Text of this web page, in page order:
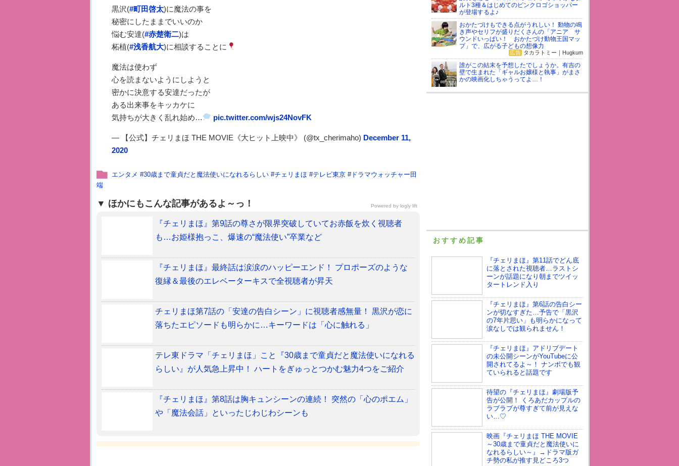
黒沢(#町田啓太)に魔法の事を
秘密にしたままでいいのか
悩む安達(#赤楚衛二)は
柘植(#浅香航大)に相談することに
魔法は使わず
心を読まないようにしようと
密かに決意する安達だったが
ある出来事をキッカケに
気持ちが大きく乱れ始め…
pic.twitter.com/wjs24NovFK
— 【公式】チェリまほ THE MOVIE《大ヒット上映中》 (@tx_cherimaho) December 11,
2020
エンタメ #30歳まで童貞だと魔法使いになれるらしい#チェリまほ #テレビ東京#ドラマウォッチャー田
端
ほかにもこんな記事があるよ～っ！
『チェリまほ』第9話の尊さが限界突破していてお赤飯を炊く視聴者
も…お姫様抱っこ、爆速の“魔法使い”卒業など
『チェリまほ』最終話は涙涙のハッピーエンド！ プロポーズのような
復縁＆最後のエレベーターキスで全視聴者が昇天
チェリまほ第7話の「安達の告白シーン」に視聴者感無量！ 黒沢が恋に
落ちたエピソードも明らかに…キーワードは「心に触れる」
テレ東ドラマ「チェリまほ」こと『30歳まで童貞だと魔法使いになれる
らしい』が人気急上昇中！ ハートをぎゅっとつかむ魅力4つをご紹介
『チェリまほ』第8話は胸キュンシーンの連続！ 突然の「心のポエム」
や「魔法会話」といったじわじわシーンも
Powered by logly lift
ルト3種＆はじめてのピンクロゴショッパー
が登場するよ♪
おかたづけもできる点がうれしい！ 動物の鳴
き声やセリフが盛りだくさんの「アニア サ
ウンドいっぱい！ おかたづけ動物王国マッ
プ」で、広がる子どもの想像力
広告タカラトミー｜Hugkum
誰がこの結末を予想したでしょうか。有吉の
壁で生まれた「ギャルお嬢様と執事」がまさ
かの映画化しちゃうってよ…！
おすすめ記事
『チェリまほ』第11話でどん底
に落とされた視聴者…ラストシ
ーンが話題になり朝までツイッ
タートレンド入り
『チェリまほ』第6話の告白シー
ンが切なすぎた…予告で「黒沢
の7年片思い」も明らかになって
涙なしでは観られません！
『チェリまほ』アドリブデート
の未公開シーンがYouTubeに公
開されてるよ～！ ナンボでも観
ていられると話題です
待望の『チェリまほ』劇場版予
告が公開！ くろあだカップルの
ラブラブが尊すぎて前が見えな
い…♡
映画『チェリまほ THE MOVIE
～30歳まで童貞だと魔法使いに
なれるらしい～』→ドラマ版ガ
チ勢の私が推す見どころ3つ